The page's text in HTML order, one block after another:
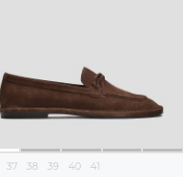
37 38 39 40 41